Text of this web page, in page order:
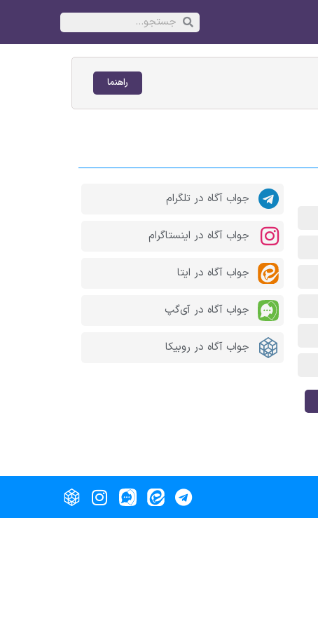
راهنما
جواب آگاه در تلگرام
جواب آگاه در اینستاگرام
جواب آگاه در ایتا
جواب آگاه در آی‌گپ
جواب آگاه در روبیکا